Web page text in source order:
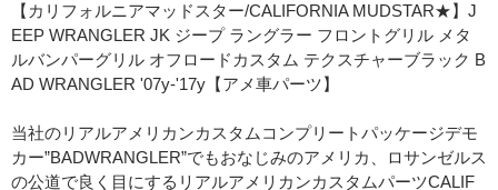
【カリフォルニアマッドスター/CALIFORNIA MUDSTAR★】J
EEP WRANGLER JK ジープ ラングラー フロントグリル メタ
ルバンパーグリル オフロードカスタム テクスチャーブラック B
AD WRANGLER '07y-'17y【アメ車パーツ】
当社のリアルアメリカンカスタムコンプリートパッケージデモ
カー”BADWRANGLER”でもおなじみのアメリカ、ロサンゼルス
の公道で良く目にするリアルアメリカンカスタムパーツCALIF